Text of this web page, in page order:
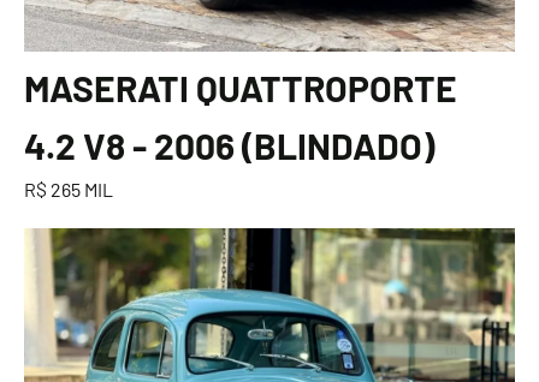
MASERATI QUATTROPORTE
4.2 V8 - 2006 (BLINDADO)
R$ 265 MIL